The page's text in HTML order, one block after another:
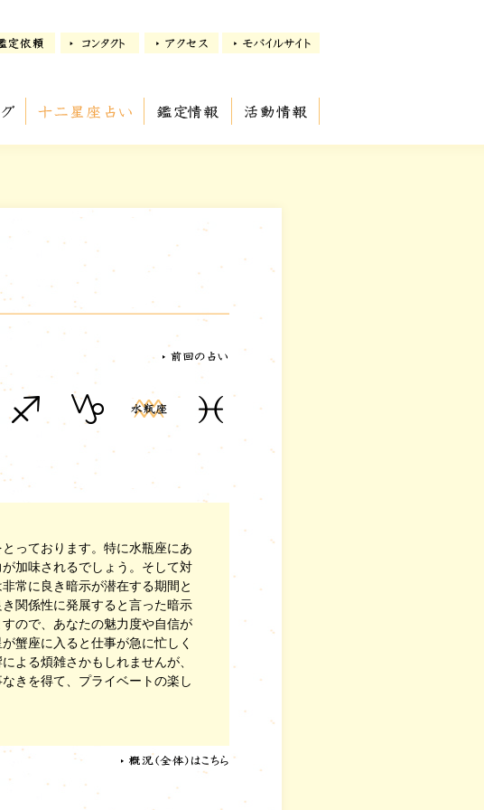
っております。特に水瓶座にあ
加味されるでしょう。そして対
常に良き暗示が潜在する期間と
関係性に発展すると言った暗示
ので、あなたの魅力度や自信が
蟹座に入ると仕事が急に忙しく
よる煩雑さかもしれませんが、
きを得て、プライベートの楽し